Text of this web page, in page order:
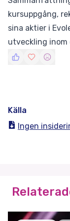
kursuppgång,
sina aktier i
utveckling
Källa
Ingen